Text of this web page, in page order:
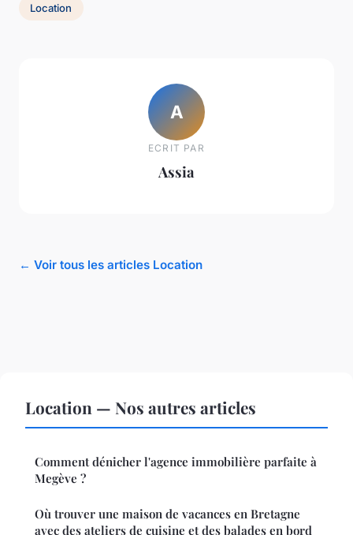
Location
A
ECRIT PAR
Assia
← Voir tous les articles Location
Location — Nos autres articles
Comment dénicher l'agence immobilière parfaite à
Megève ?
Où trouver une maison de vacances en Bretagne
avec des ateliers de cuisine et des balades en bord